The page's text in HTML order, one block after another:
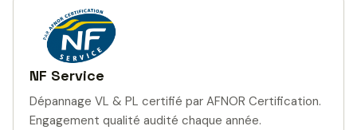
NF Service
Dépannage VL & PL certifié par AFNOR Certification.
Engagement qualité audité chaque année.